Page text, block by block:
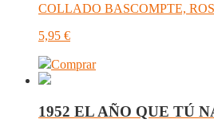
COLLADO BASCOMPTE,
5,95 €
Comprar
1952 EL AÑO QUE TÚ